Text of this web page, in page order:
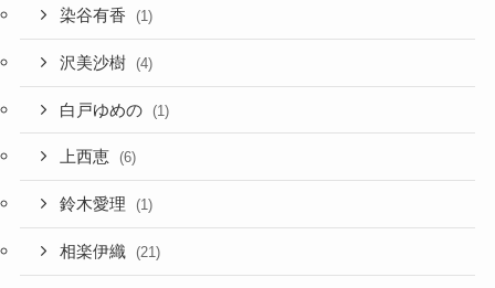
染谷有香 (1)
沢美沙樹 (4)
白戸ゆめの (1)
上西恵 (6)
鈴木愛理 (1)
相楽伊織 (21)